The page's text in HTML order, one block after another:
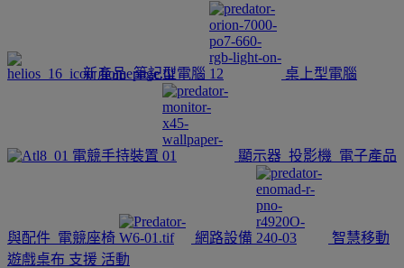
新產品 筆記型電腦 桌上型電腦
電競手持裝置 顯示器 投影機 電子產品
與配件 電競座椅 網路設備
智慧移動
遊戲桌布 支援 活動